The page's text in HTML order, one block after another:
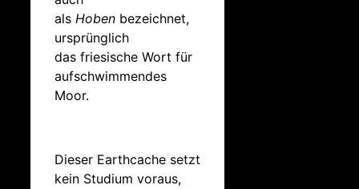
als Hoben bezeichnet,
ursprünglich
das friesische Wort für
aufschwimmendes
Moor.
Dieser Earthcache setzt
kein Studium voraus,